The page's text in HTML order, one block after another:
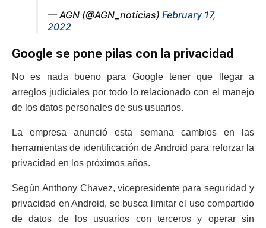
— AGN (@AGN_noticias) February 17,
2022
Google se pone pilas con la privacidad
No es nada bueno para Google tener que llegar a
arreglos judiciales por todo lo relacionado con el manejo
de los datos personales de sus usuarios.
La empresa anunció esta semana cambios en las
herramientas de identificación de Android para reforzar la
privacidad en los próximos años.
Según Anthony Chavez, vicepresidente para seguridad y
privacidad en Android, se busca limitar el uso compartido
de datos de los usuarios con terceros y operar sin